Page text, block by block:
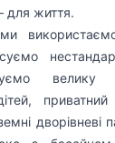
для життя.
велику
приватний
дворівневі